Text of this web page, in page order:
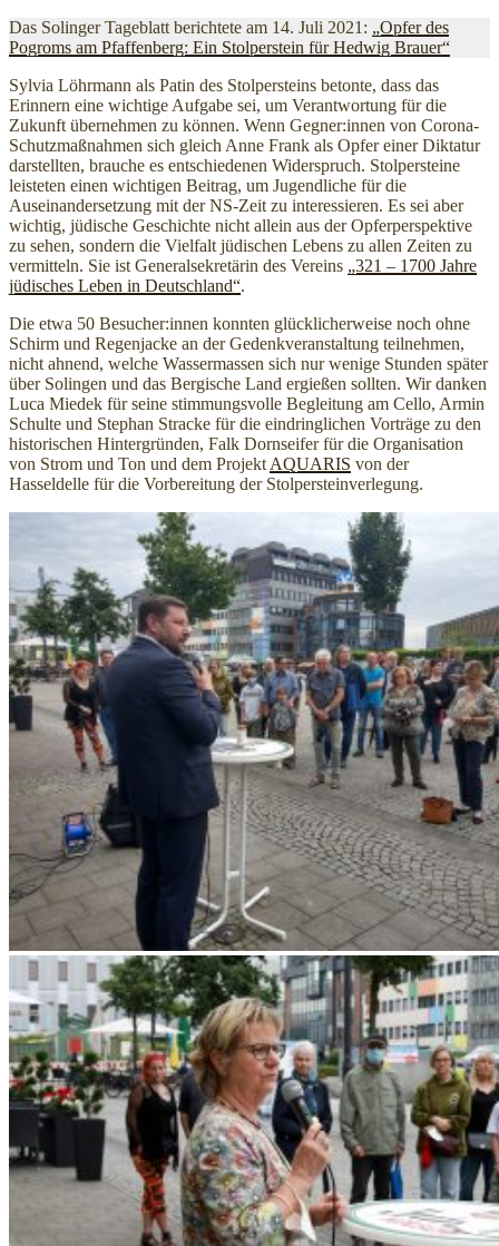
Das Solinger Tageblatt berichtete am 14. Juli 2021: „Opfer des
Pogroms am Pfaffenberg: Ein Stolperstein für Hedwig Brauer“
Sylvia Löhrmann als Patin des Stolpersteins betonte, dass das
Erinnern eine wichtige Aufgabe sei, um Verantwortung für die
Zukunft übernehmen zu können. Wenn Gegner:innen von Corona-
Schutzmaßnahmen sich gleich Anne Frank als Opfer einer Diktatur
darstellten, brauche es entschiedenen Widerspruch. Stolpersteine
leisteten einen wichtigen Beitrag, um Jugendliche für die
Auseinandersetzung mit der NS-Zeit zu interessieren. Es sei aber
wichtig, jüdische Geschichte nicht allein aus der Opferperspektive
zu sehen, sondern die Vielfalt jüdischen Lebens zu allen Zeiten zu
vermitteln. Sie ist Generalsekretärin des Vereins „321 – 1700 Jahre
jüdisches Leben in Deutschland“.
Die etwa 50 Besucher:innen konnten glücklicherweise noch ohne
Schirm und Regenjacke an der Gedenkveranstaltung teilnehmen,
nicht ahnend, welche Wassermassen sich nur wenige Stunden später
über Solingen und das Bergische Land ergießen sollten. Wir danken
Luca Miedek für seine stimmungsvolle Begleitung am Cello, Armin
Schulte und Stephan Stracke für die eindringlichen Vorträge zu den
historischen Hintergründen, Falk Dornseifer für die Organisation
von Strom und Ton und dem Projekt AQUARIS von der
Hasseldelle für die Vorbereitung der Stolpersteinverlegung.